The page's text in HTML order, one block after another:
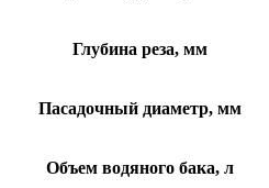
Глубина реза, мм
Пасадочный диаметр, мм
Объем водяного бака, л